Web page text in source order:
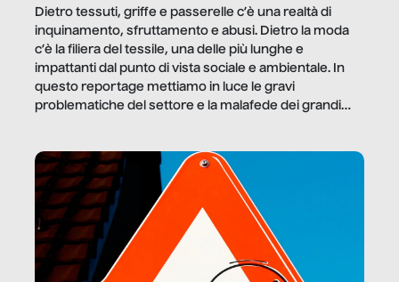
Dietro tessuti, griffe e passerelle c’è una realtà di
inquinamento, sfruttamento e abusi. Dietro la moda
c’è la filiera del tessile, una delle più lunghe e
impattanti dal punto di vista sociale e ambientale. In
questo reportage mettiamo in luce le gravi
problematiche del settore e la malafede dei grandi